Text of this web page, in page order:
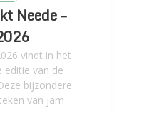
Neede –
vindt in het
editie van de
bijzondere
van jam